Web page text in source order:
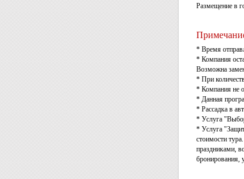
Размещение в
* Время
* Компания
Возможна
* При
* Компания не
* Данная
* Рассадка в
* Услуга
* Услуга
стоимости
праздниками,
бронирования,